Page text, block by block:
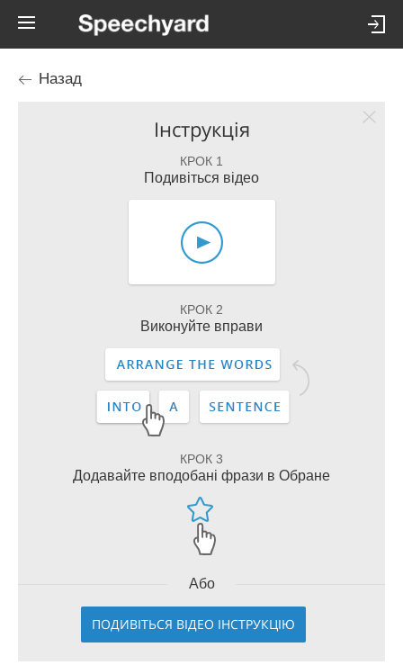
Назад
Інструкція
КРОК 1
Подивіться відео
КРОК 2
Виконуйте вправи
КРОК 3
Додавайте вподобані фрази в Обране
Або
ПОДИВІТЬСЯ ВІДЕО ІНСТРУКЦІЮ